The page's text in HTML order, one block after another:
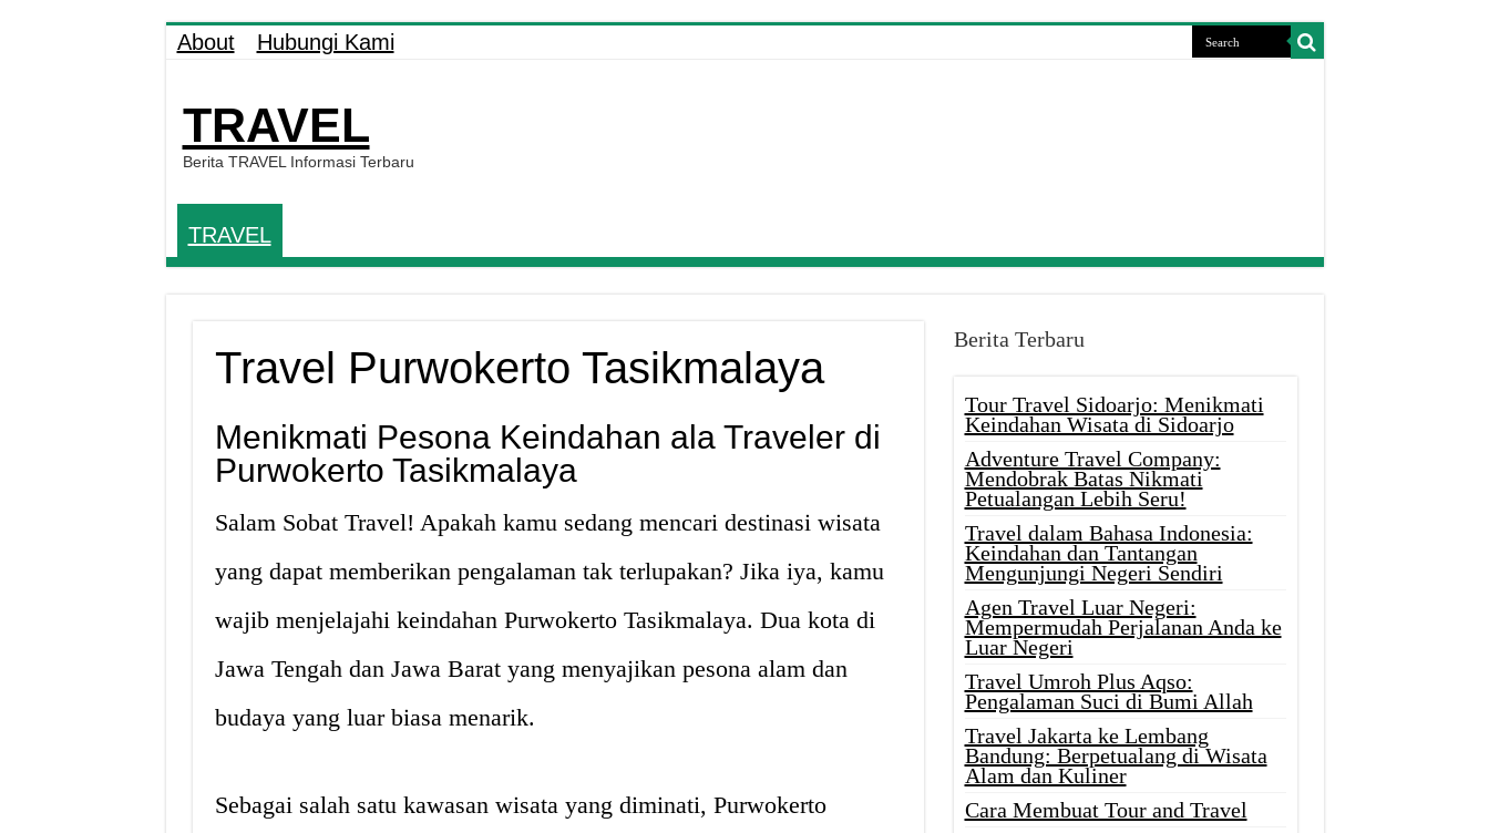
About Hubungi Kami
TRAVEL
Berita TRAVEL Informasi Terbaru
TRAVEL
Travel Purwokerto Tasikmalaya
Menikmati Pesona Keindahan ala Traveler di
Purwokerto Tasikmalaya
Salam Sobat Travel! Apakah kamu sedang mencari destinasi wisata
yang dapat memberikan pengalaman tak terlupakan? Jika iya, kamu
wajib menjelajahi keindahan Purwokerto Tasikmalaya. Dua kota di
Jawa Tengah dan Jawa Barat yang menyajikan pesona alam dan
budaya yang luar biasa menarik.
Sebagai salah satu kawasan wisata yang diminati, Purwokerto
Berita Terbaru
Tour Travel Sidoarjo: Menikmati
Keindahan Wisata di Sidoarjo
Adventure Travel Company:
Mendobrak Batas Nikmati
Petualangan Lebih Seru!
Travel dalam Bahasa Indonesia:
Keindahan dan Tantangan
Mengunjungi Negeri Sendiri
Agen Travel Luar Negeri:
Mempermudah Perjalanan Anda ke
Luar Negeri
Travel Umroh Plus Aqso:
Pengalaman Suci di Bumi Allah
Travel Jakarta ke Lembang
Bandung: Berpetualang di Wisata
Alam dan Kuliner
Cara Membuat Tour and Travel